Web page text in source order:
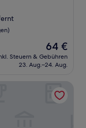
Der
Preis
beträgt
64 €
Steuern & Gebühren
23. Aug.–24. Aug.